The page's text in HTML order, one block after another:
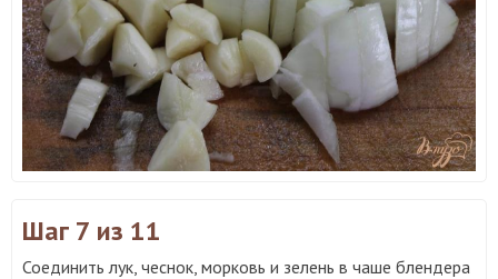
Шаг 7 из 11
Соединить лук, чеснок, морковь и зелень в чаше блендера